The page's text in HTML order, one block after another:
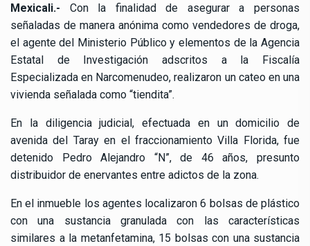
Mexicali.- Con la finalidad de asegurar a personas
señaladas de manera anónima como vendedores de droga,
el agente del Ministerio Público y elementos de la Agencia
Estatal de Investigación adscritos a la Fiscalía
Especializada en Narcomenudeo, realizaron un cateo en una
vivienda señalada como “tiendita”.
En la diligencia judicial, efectuada en un domicilio de
avenida del Taray en el fraccionamiento Villa Florida, fue
detenido Pedro Alejandro “N”, de 46 años, presunto
distribuidor de enervantes entre adictos de la zona.
En el inmueble los agentes localizaron 6 bolsas de plástico
con una sustancia granulada con las características
similares a la metanfetamina, 15 bolsas con una sustancia